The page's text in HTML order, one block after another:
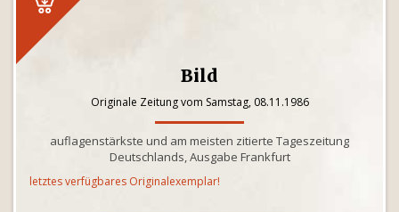
Bild
Originale Zeitung vom Samstag, 08.11.1986
auflagenstärkste und am meisten zitierte Tageszeitung
Deutschlands, Ausgabe Frankfurt
letztes verfügbares Originalexemplar!